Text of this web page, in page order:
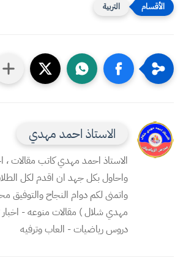
التربية
الاستاذ احمد مهدي
الاستاذ احمد مهدي كاتب مقالات ،
واحاول بكل جهد ان اقدم لكل
واتمنى لكم دوام النجاح والتوفيق
مهدي شلال ) مقالات منوعه - اخبار
دروس رياضيات - العاب وترفيه